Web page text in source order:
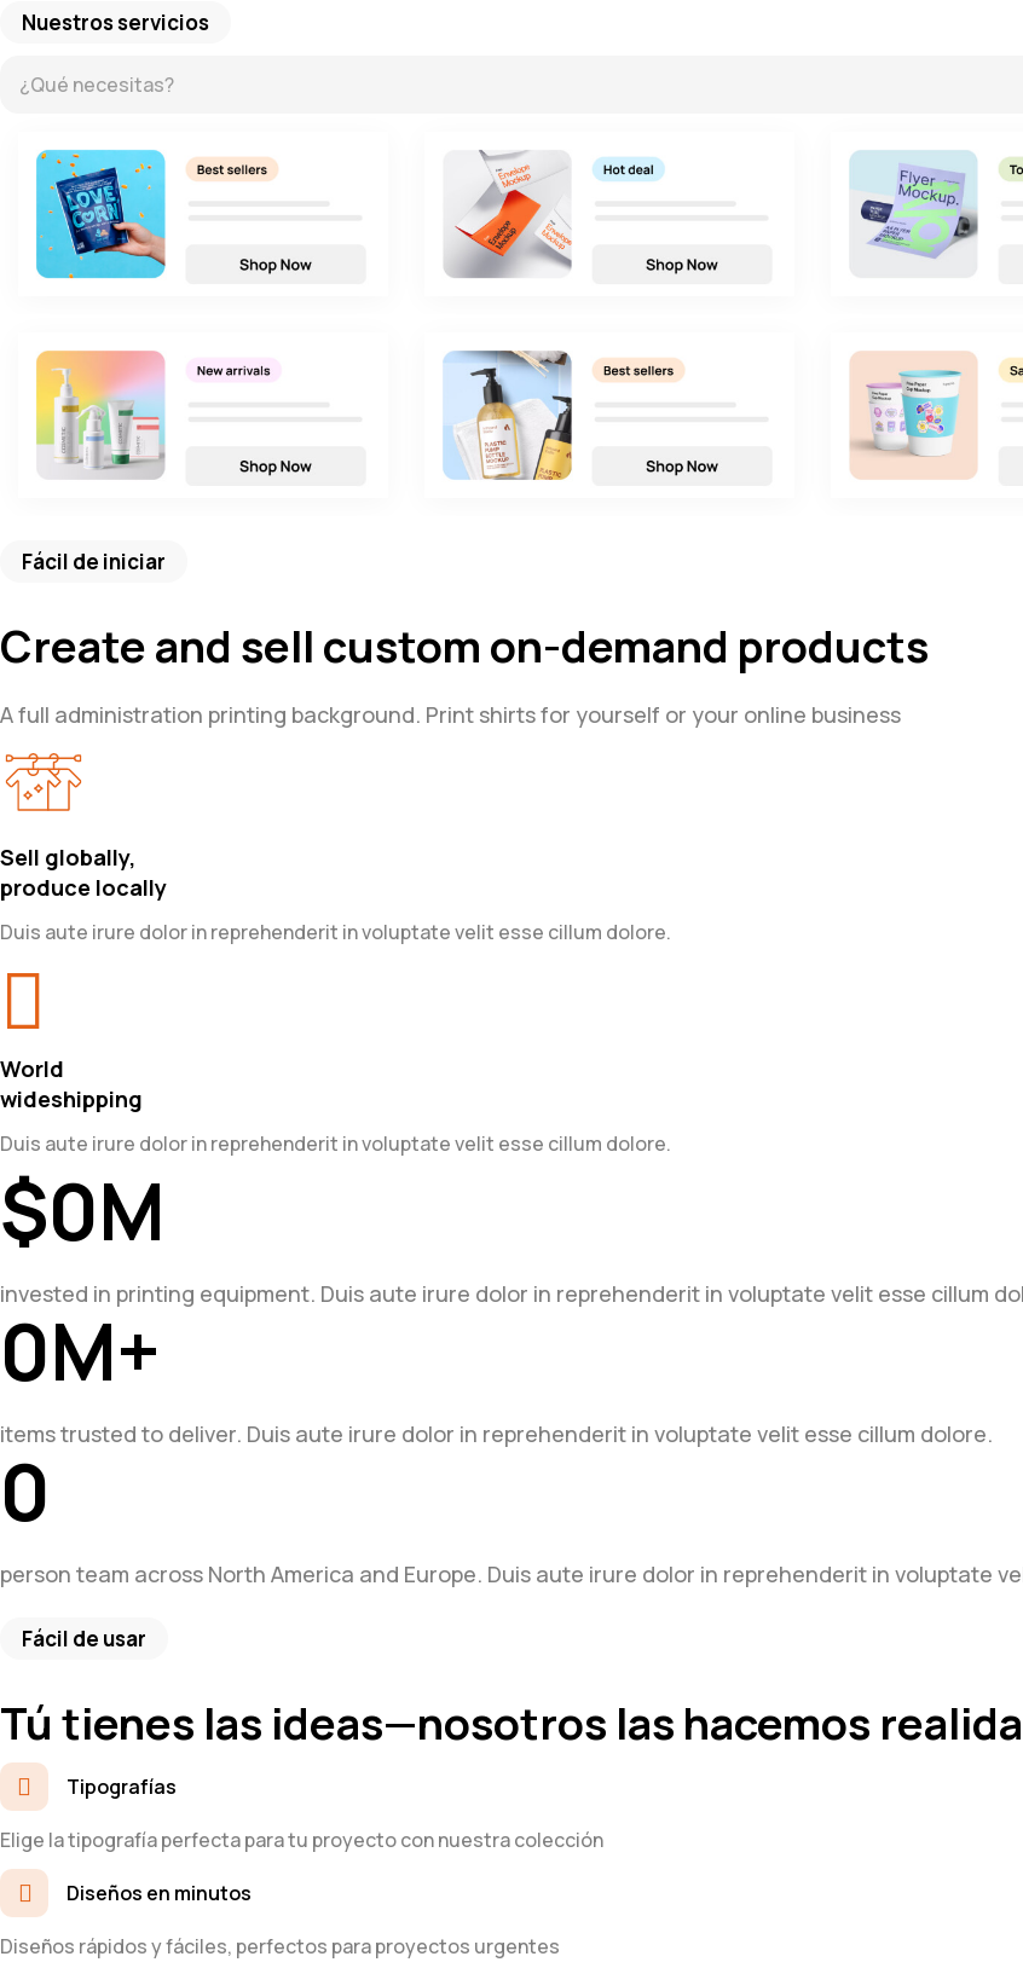
Nuestros servicios
Fácil de iniciar
Create and sell custom on-demand products
A full administration printing background. Print shirts for yourself or your online business
Sell globally,
produce locally
Duis aute irure dolor in reprehenderit in voluptate velit esse cillum dolore.
World
wideshipping
Duis aute irure dolor in reprehenderit in voluptate velit esse cillum dolore.
$0M
invested in printing equipment. Duis aute irure dolor in reprehenderit in voluptate velit esse cillum
0M+
items trusted to deliver. Duis aute irure dolor in reprehenderit in voluptate velit esse cillum dolore.
0
person team across North America and Europe. Duis aute irure dolor in reprehenderit in voluptate
Fácil de usar
Tú tienes las ideas—nosotros las hacemos
Tipografías
Elige la tipografía perfecta para tu proyecto con nuestra colección
Diseños en minutos
Diseños rápidos y fáciles, perfectos para proyectos urgentes